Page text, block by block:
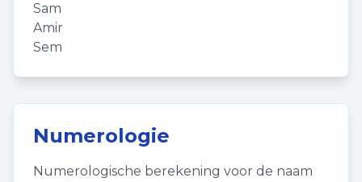
Sam
Amir
Sem
Numerologie
Numerologische berekening voor de naam